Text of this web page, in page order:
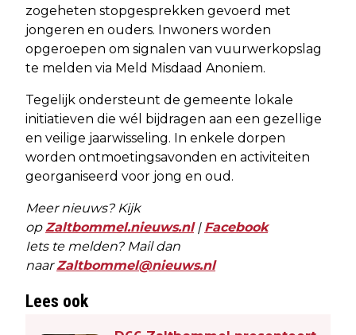
zogeheten stopgesprekken gevoerd met
jongeren en ouders. Inwoners worden
opgeroepen om signalen van vuurwerkopslag
te melden via Meld Misdaad Anoniem.
Tegelijk ondersteunt de gemeente lokale
initiatieven die wél bijdragen aan een gezellige
en veilige jaarwisseling. In enkele dorpen
worden ontmoetingsavonden en activiteiten
georganiseerd voor jong en oud.
Meer nieuws? Kijk
op Zaltbommel.nieuws.nl| Facebook
Iets te melden? Mail dan
naarZaltbommel@nieuws.nl
Lees ook